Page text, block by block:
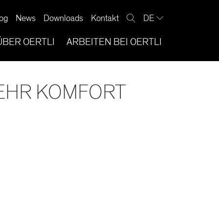
News Downloads Kontakt DE
OERTLI ARBEITEN BEI OERTLI
KOMFORT